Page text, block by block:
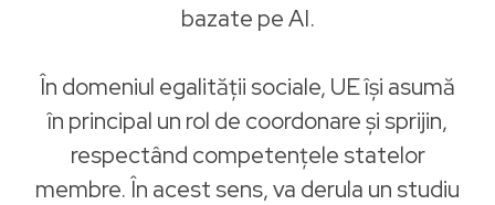
bazate pe AI.
În domeniul egalității sociale, UE își asumă
în principal un rol de coordonare și sprijin,
respectând competențele statelor
membre. În acest sens, va derula un studiu